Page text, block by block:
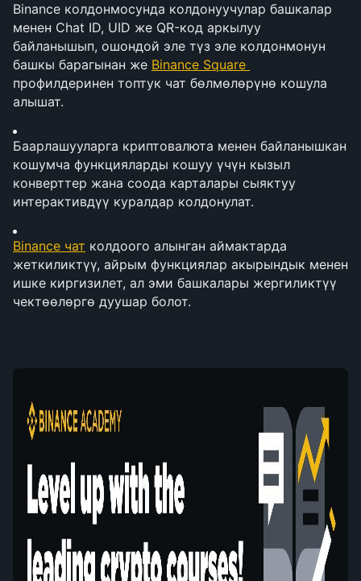
Binance колдонмосунда колдонуучулар башкалар
менен Chat ID, UID же QR-код аркылуу
байланышып, ошондой эле түз эле колдонмонун
башкы барагынан же
профилдеринен топтук чат бөлмөлөрүнө кошула
алышат.
Баарлашууларга криптовалюта менен байланышкан
кошумча функцияларды кошуу үчүн кызыл
конверттер жана соода карталары сыяктуу
интерактивдүү куралдар колдонулат.
Binance чат колдоого алынган аймактарда
жеткиликтүү, айрым функциялар акырындык менен
ишке киргизилет, ал эми башкалары жергиликтүү
чектөөлөргө дуушар болот.